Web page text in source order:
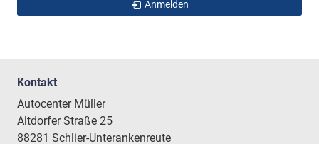
Anmelden
Kontakt
Autocenter Müller
Altdorfer Straße 25
88281 Schlier-Unterankenreute